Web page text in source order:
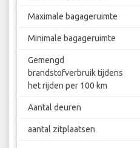
Maximale bagageruimte
Minimale bagageruimte
Gemengd
brandstofverbruik tijdens
het rijden per 100 km
Aantal deuren
aantal zitplaatsen